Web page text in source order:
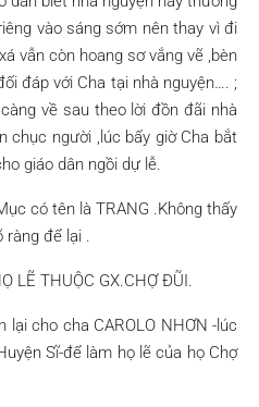
vào sáng sớm nên thay vì đi
vẫn còn hoang sơ vắng vẽ ,bèn
đáp với Cha tại nhà nguyện…. ;
về sau theo lời đồn đãi nhà
chục người ,lúc bấy giờ Cha bắt
giáo dân ngồi dự lễ.
có tên là TRANG .Không thấy
ràng để lại .
LẼ THUỘC GX.CHỢ ĐŨI.
lại cho cha CAROLO NHƠN -lúc
Sĩ-để làm họ lẽ của họ Chợ